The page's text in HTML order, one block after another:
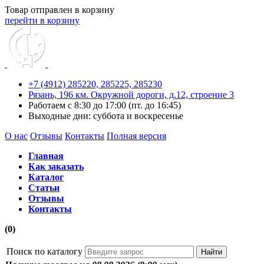
Товар отправлен в корзину
перейти в корзину
+7 (4912) 285220, 285225, 285230
Рязань, 196 км. Окружной дороги, д.12, строение 3
Работаем с 8:30 до 17:00 (пт. до 16:45)
Выходные дни: суббота и воскресенье
О нас Отзывы Контакты Полная версия
Главная
Как заказать
Каталог
Статьи
Отзывы
Контакты
(0)
Поиск по каталогу